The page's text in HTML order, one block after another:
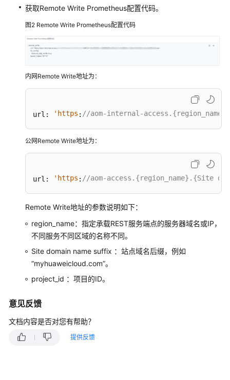
问
仪
表
管
理
日
Prometheus
监
控
基
础
设
监
应
获取Remote Write Prometheus配置代码。
图2 Remote Write Prometheus配置代码
内网Remote Write地址为：
url: 'https : //aom-internal-
公网Remote Write地址为：
url: 'https : //aom-access.{region_name}.{Site
Remote Write地址的参数说明如下：
region_name：指定承载REST服务端点的服务器域名或IP，
不同服务不同区域的名称不同。
Site domain name suffix ：站点域名后缀，例如
“myhuaweicloud.com”。
project_id ：项目的ID。
意见反馈
文档内容是否对您有帮助？
提供反馈